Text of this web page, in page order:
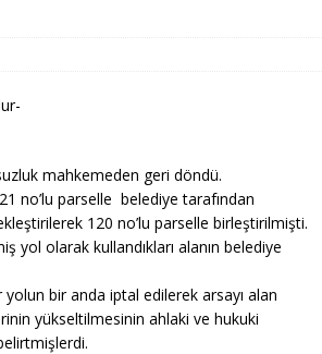
mahkemeden geri döndü.
no’lu parselle belediye tarafından
120 no’lu parselle birleştirilmişti.
yol olarak kullandıkları alanın belediye
yolun bir anda iptal edilerek arsayı alan
yükseltilmesinin ahlaki ve hukuki